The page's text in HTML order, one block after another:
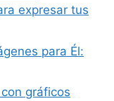
expresar tus
para Él:
gráficos